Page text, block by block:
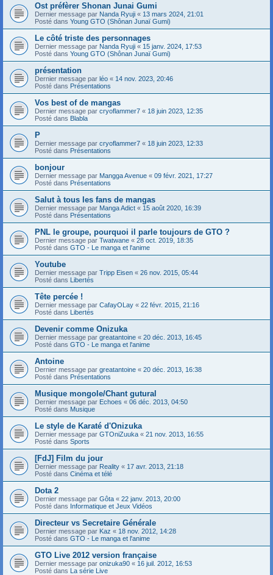
Ost préfèrer Shonan Junai Gumi
Dernier message par Nanda Ryuji « 13 mars 2024, 21:01
Posté dans Young GTO (Shônan Junaï Gumi)
Le côté triste des personnages
Dernier message par Nanda Ryuji « 15 janv. 2024, 17:53
Posté dans Young GTO (Shônan Junaï Gumi)
présentation
Dernier message par léo « 14 nov. 2023, 20:46
Posté dans Présentations
Vos best of de mangas
Dernier message par cryoflammer7 « 18 juin 2023, 12:35
Posté dans Blabla
P
Dernier message par cryoflammer7 « 18 juin 2023, 12:33
Posté dans Présentations
bonjour
Dernier message par Mangga Avenue « 09 févr. 2021, 17:27
Posté dans Présentations
Salut à tous les fans de mangas
Dernier message par Manga Adict « 15 août 2020, 16:39
Posté dans Présentations
PNL le groupe, pourquoi il parle toujours de GTO ?
Dernier message par Twatwane « 28 oct. 2019, 18:35
Posté dans GTO - Le manga et l'anime
Youtube
Dernier message par Tripp Eisen « 26 nov. 2015, 05:44
Posté dans Libertés
Tête percée !
Dernier message par CafayOLay « 22 févr. 2015, 21:16
Posté dans Libertés
Devenir comme Onizuka
Dernier message par greatantoine « 20 déc. 2013, 16:45
Posté dans GTO - Le manga et l'anime
Antoine
Dernier message par greatantoine « 20 déc. 2013, 16:38
Posté dans Présentations
Musique mongole/Chant gutural
Dernier message par Echoes « 06 déc. 2013, 04:50
Posté dans Musique
Le style de Karaté d'Onizuka
Dernier message par GTOniZuuka « 21 nov. 2013, 16:55
Posté dans Sports
[FdJ] Film du jour
Dernier message par Reality « 17 avr. 2013, 21:18
Posté dans Cinéma et télé
Dota 2
Dernier message par Gôta « 22 janv. 2013, 20:00
Posté dans Informatique et Jeux Vidéos
Directeur vs Secretaire Générale
Dernier message par Kaz « 18 nov. 2012, 14:28
Posté dans GTO - Le manga et l'anime
GTO Live 2012 version française
Dernier message par onizuka90 « 16 juil. 2012, 16:53
Posté dans La série Live